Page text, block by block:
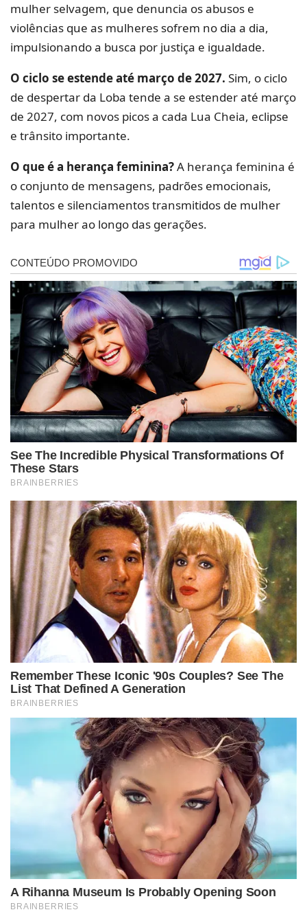
mulher selvagem, que denuncia os abusos e
violências que as mulheres sofrem no dia a dia,
impulsionando a busca por justiça e igualdade.
O ciclo se estende até março de 2027. Sim, o ciclo
de despertar da Loba tende a se estender até março
de 2027, com novos picos a cada Lua Cheia, eclipse
e trânsito importante.
O que é a herança feminina?A herança feminina é
o conjunto de mensagens, padrões emocionais,
talentos e silenciamentos transmitidos de mulher
para mulher ao longo das gerações.